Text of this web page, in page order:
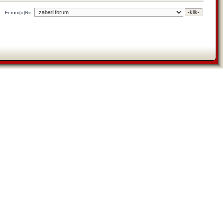
Forum(o)Bir: